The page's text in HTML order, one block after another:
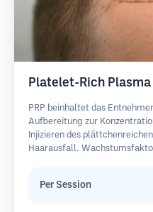
Platelet-Rich Plasma
PRP beinhaltet das
Aufbereitung zur
Injizieren des
Haarausfall.
mehrere Sitzungen
Per Session